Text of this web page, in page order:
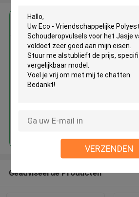
VERZENDEN
Krijg de beste
Eco -
Polyester
Doorgaan
Geadviseerde Producten